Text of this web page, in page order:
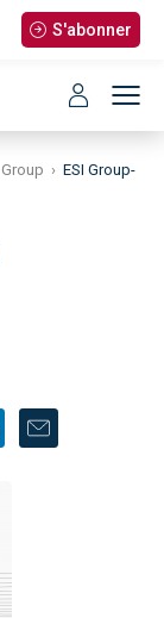
S'abonner
› ESI Group-